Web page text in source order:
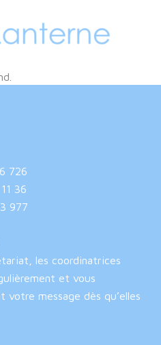
726
36
977
les coordinatrices
et vous
message dès qu’elles